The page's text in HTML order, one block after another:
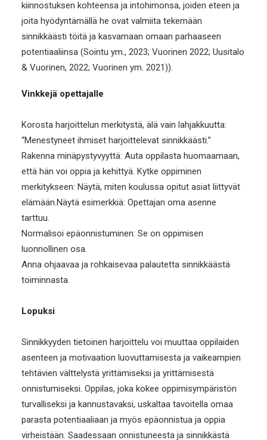
kiinnostuksen kohteensa ja intohimonsa, joiden eteen ja
joita hyödyntämällä he ovat valmiita tekemään
sinnikkäästi töitä ja kasvamaan omaan parhaaseen
potentiaaliinsa (Sointu ym., 2023; Vuorinen 2022; Uusitalo
& Vuorinen, 2022; Vuorinen ym. 2021)).
Vinkkejä opettajalle
Korosta harjoittelun merkitystä, älä vain lahjakkuutta:
“Menestyneet ihmiset harjoittelevat sinnikkäästi.”
Rakenna minäpystyvyyttä: Auta oppilasta huomaamaan,
että hän voi oppia ja kehittyä. Kytke oppiminen
merkitykseen: Näytä, miten koulussa opitut asiat liittyvät
elämään.Näytä esimerkkiä: Opettajan oma asenne
tarttuu.
Normalisoi epäonnistuminen: Se on oppimisen
luonnollinen osa.
Anna ohjaavaa ja rohkaisevaa palautetta sinnikkäästä
toiminnasta.
Lopuksi
Sinnikkyyden tietoinen harjoittelu voi muuttaa oppilaiden
asenteen ja motivaation luovuttamisesta ja vaikeampien
tehtävien välttelystä yrittämiseksi ja yrittämisestä
onnistumiseksi. Oppilas, joka kokee oppimisympäristön
turvalliseksi ja kannustavaksi, uskaltaa tavoitella omaa
parasta potentiaaliaan ja myös epäonnistua ja oppia
virheistään. Saadessaan onnistuneesta ja sinnikkästä